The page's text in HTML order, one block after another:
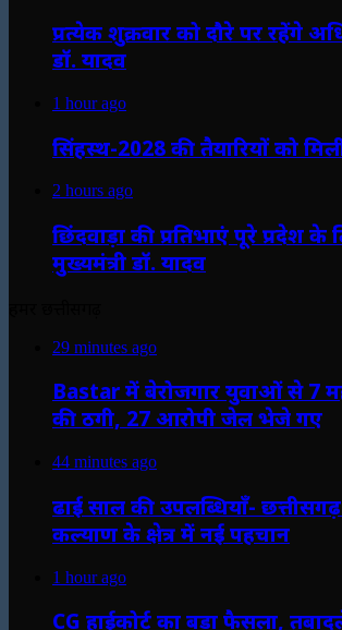
प्रत्येक शुक्रवार को दौरे पर रहेंगे
डॉ. यादव
1 hour ago
सिंहस्थ-2028 की तैयारियों को
2 hours ago
छिंदवाड़ा की प्रतिभाएं पूरे प्रदेश के
मुख्यमंत्री डॉ. यादव
29 minutes ago
Bastar में बेरोजगार युवाओं से 7
की ठगी, 27 आरोपी जेल भेजे गए
44 minutes ago
ढाई साल की उपलब्धियाँ-
कल्याण के क्षेत्र में नई पहचान
1 hour ago
CG हाईकोर्ट का बड़ा फैसला,